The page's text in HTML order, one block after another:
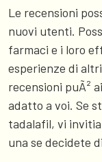
Le recensioni
nuovi utenti.
farmaci e i loro
esperienze di
recensioni puÃ²
adatto a voi. Se
tadalafil, vi
una se decidete